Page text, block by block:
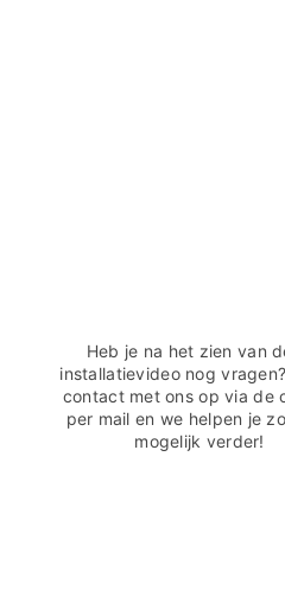
Heb je na het zien van
installatievideo nog
contact met ons op via de
per mail en we helpen je
mogelijk verder!